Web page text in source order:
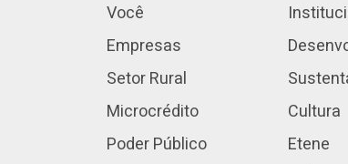
Você
Empresas
Setor Rural
Microcrédito
Poder Público
Cultura
Etene